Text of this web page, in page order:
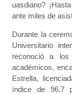
uasdiano?
ante miles de
Durante la
Universitario
reconoció a
académicos,
Estrella,
índice de 96.7